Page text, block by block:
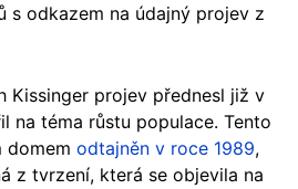
s odkazem na údajný projev z
Kissinger projev přednesl již v
na téma růstu populace. Tento
domem odtajněn v roce 1989,
z tvrzení, která se objevila na